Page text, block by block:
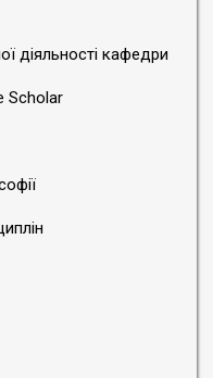
діяльності кафедри
Scholar